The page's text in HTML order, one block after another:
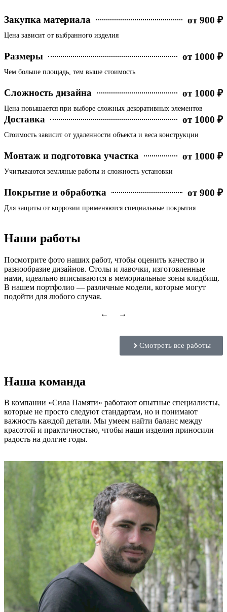
Закупка материала от 900 ₽
Цена зависит от выбранного изделия
Размеры от 1000 ₽
Чем больше площадь, тем выше стоимость
Сложность дизайна от 1000 ₽
Цена повышается при выборе сложных декоративных элементов
Доставка от 1000 ₽
Стоимость зависит от удаленности объекта и веса конструкции
Монтаж и подготовка участка от 1000 ₽
Учитываются земляные работы и сложность установки
Покрытие и обработка от 900 ₽
Для защиты от коррозии применяются специальные покрытия
Наши работы
Посмотрите фото наших работ, чтобы оценить качество и
разнообразие дизайнов. Столы и лавочки, изготовленные
нами, идеально вписываются в мемориальные зоны кладбищ.
В нашем портфолио — различные модели, которые могут
подойти для любого случая.
← →
Смотреть все работы
Наша команда
В компании «Сила Памяти» работают опытные специалисты,
которые не просто следуют стандартам, но и понимают
важность каждой детали. Мы умеем найти баланс между
красотой и практичностью, чтобы наши изделия приносили
радость на долгие годы.